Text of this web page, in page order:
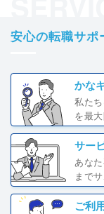
安心の転職サポ
かな
私た
を最
サー
あな
まで
ご利